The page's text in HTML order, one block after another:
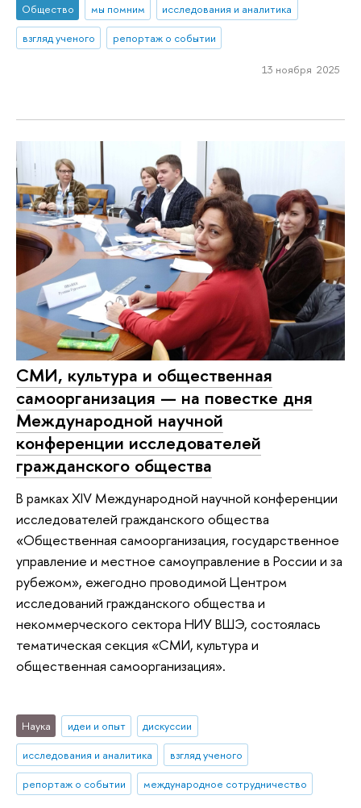
Общество мы помним
исследования и аналитика
взгляд ученого
репортаж о событии
13 ноября 2025
СМИ, культура и общественная
самоорганизация — на повестке дня
Международной научной
конференции исследователей
гражданского общества
В рамках XIV Международной научной конференции
исследователей гражданского общества
«Общественная самоорганизация, государственное
управление и местное самоуправление в России и за
рубежом», ежегодно проводимой Центром
исследований гражданского общества и
некоммерческого сектора НИУ ВШЭ, состоялась
тематическая секция «СМИ, культура и
общественная самоорганизация».
Наука идеи и опыт
дискуссии
исследования и аналитика
взгляд ученого
репортаж о событии
международное сотрудничество